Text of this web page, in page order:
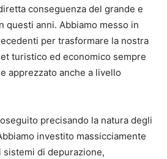
conseguenza del grande e
questi anni. Abbiamo messo in
per trasformare la nostra
turistico ed economico sempre
apprezzato anche a livello
precisando la natura degli
investito massicciamente
di depurazione,